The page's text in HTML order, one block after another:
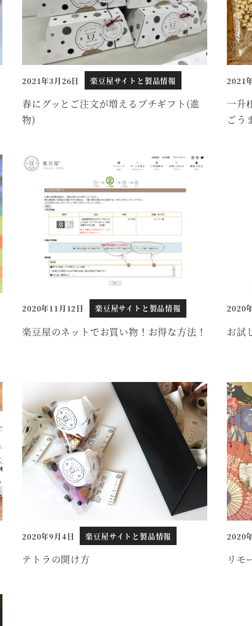
春にグッとご注文が増えるプチギフト(進
物)
投稿日
2021年3月26日 楽豆屋サイトと製品情報
一升
ごう
投稿日
2021
楽豆屋のネットでお買い物！お得な方法！
投稿日
2020年11月12日 楽豆屋サイトと製品情報
お試
投稿日
2020
テトラの開け方
投稿日
2020年9月4日 楽豆屋サイトと製品情報
リモ
投稿日
2020